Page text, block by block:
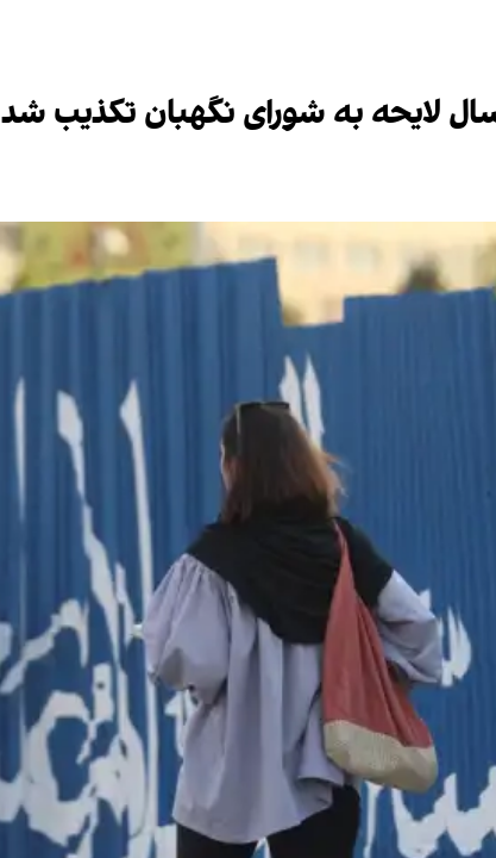
لایحه به شورای نگهبان تکذیب شد